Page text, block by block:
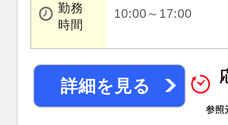
勤務
時間
10:00～17:00
詳細を見る